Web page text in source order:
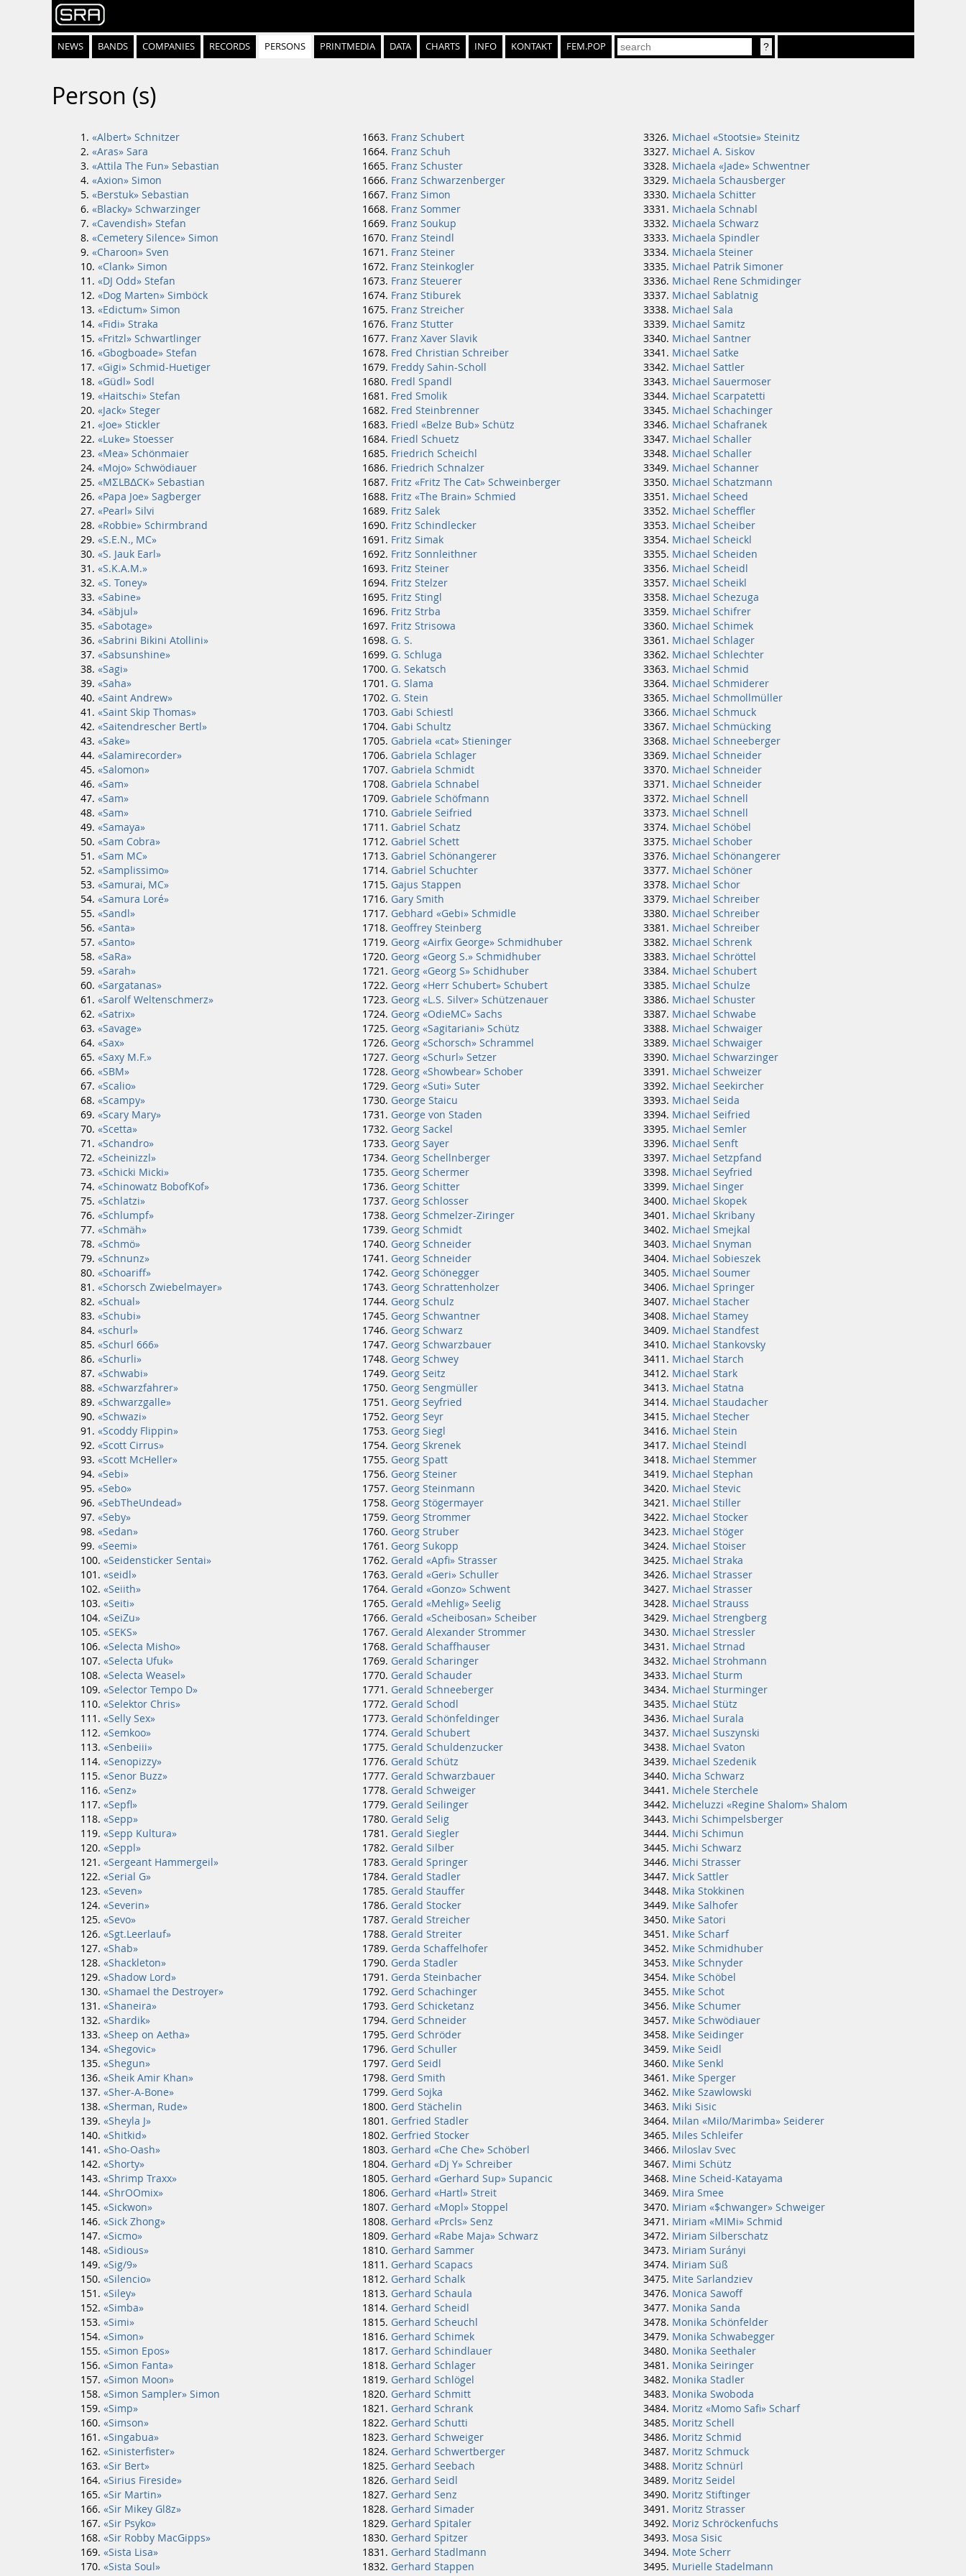
NEWS BANDS COMPANIES RECORDS PERSONS PRINTMEDIA DATA CHARTS INFO KONTAKT FEM.POP
Person (s)
«Albert» Schnitzer
«Aras» Sara
«Attila The Fun» Sebastian
«Axion» Simon
«Berstuk» Sebastian
«Blacky» Schwarzinger
«Cavendish» Stefan
«Cemetery Silence» Simon
«Charoon» Sven
«Clank» Simon
«DJ Odd» Stefan
«Dog Marten» Simböck
«Edictum» Simon
«Fidi» Straka
«Fritzl» Schwartlinger
«Gbogboade» Stefan
«Gigi» Schmid-Huetiger
«Güdl» Sodl
«Haitschi» Stefan
«Jack» Steger
«Joe» Stickler
«Luke» Stoesser
«Mea» Schönmaier
«Mojo» Schwödiauer
«MΣLBΔCK» Sebastian
«Papa Joe» Sagberger
«Pearl» Silvi
«Robbie» Schirmbrand
«S.E.N., MC»
«S. Jauk Earl»
«S.K.A.M.»
«S. Toney»
«Sabine»
«Säbjul»
«Sabotage»
«Sabrini Bikini Atollini»
«Sabsunshine»
«Sagi»
«Saha»
«Saint Andrew»
«Saint Skip Thomas»
«Saitendrescher Bertl»
«Sake»
«Salamirecorder»
«Salomon»
«Sam»
«Sam»
«Sam»
«Samaya»
«Sam Cobra»
«Sam MC»
«Samplissimo»
«Samurai, MC»
«Samura Loré»
«Sandl»
«Santa»
«Santo»
«SaRa»
«Sarah»
«Sargatanas»
«Sarolf Weltenschmerz»
«Satrix»
«Savage»
«Sax»
«Saxy M.F.»
«SBM»
«Scalio»
«Scampy»
«Scary Mary»
«Scetta»
«Schandro»
«Scheinizzl»
«Schicki Micki»
«Schinowatz BobofKof»
«Schlatzi»
«Schlumpf»
«Schmäh»
«Schmö»
«Schnunz»
«Schoariff»
«Schorsch Zwiebelmayer»
«Schual»
«Schubi»
«schurl»
«Schurl 666»
«Schurli»
«Schwabi»
«Schwarzfahrer»
«Schwarzgalle»
«Schwazi»
«Scoddy Flippin»
«Scott Cirrus»
«Scott McHeller»
«Sebi»
«Sebo»
«SebTheUndead»
«Seby»
«Sedan»
«Seemi»
«Seidensticker Sentai»
«seidl»
«Seiith»
«Seiti»
«SeiZu»
«SEKS»
«Selecta Misho»
«Selecta Ufuk»
«Selecta Weasel»
«Selector Tempo D»
«Selektor Chris»
«Selly Sex»
«Semkoo»
«Senbeiii»
«Senopizzy»
«Senor Buzz»
«Senz»
«Sepfl»
«Sepp»
«Sepp Kultura»
«Seppl»
«Sergeant Hammergeil»
«Serial G»
«Seven»
«Severin»
«Sevo»
«Sgt.Leerlauf»
«Shab»
«Shackleton»
«Shadow Lord»
«Shamael the Destroyer»
«Shaneira»
«Shardik»
«Sheep on Aetha»
«Shegovic»
«Shegun»
«Sheik Amir Khan»
«Sher-A-Bone»
«Sherman, Rude»
«Sheyla J»
«Shitkid»
«Sho-Oash»
«Shorty»
«Shrimp Traxx»
«ShrOOmix»
«Sickwon»
«Sick Zhong»
«Sicmo»
«Sidious»
«Sig/9»
«Silencio»
«Siley»
«Simba»
«Simi»
«Simon»
«Simon Epos»
«Simon Fanta»
«Simon Moon»
«Simon Sampler» Simon
«Simp»
«Simson»
«Singabua»
«Sinisterfister»
«Sir Bert»
«Sirius Fireside»
«Sir Martin»
«Sir Mikey Gl8z»
«Sir Psyko»
«Sir Robby MacGipps»
«Sista Lisa»
«Sista Soul»
Franz Schubert
Franz Schuh
Franz Schuster
Franz Schwarzenberger
Franz Simon
Franz Sommer
Franz Soukup
Franz Steindl
Franz Steiner
Franz Steinkogler
Franz Steuerer
Franz Stiburek
Franz Streicher
Franz Stutter
Franz Xaver Slavik
Fred Christian Schreiber
Freddy Sahin-Scholl
Fredl Spandl
Fred Smolik
Fred Steinbrenner
Friedl «Belze Bub» Schütz
Friedl Schuetz
Friedrich Scheichl
Friedrich Schnalzer
Fritz «Fritz The Cat» Schweinberger
Fritz «The Brain» Schmied
Fritz Salek
Fritz Schindlecker
Fritz Simak
Fritz Sonnleithner
Fritz Steiner
Fritz Stelzer
Fritz Stingl
Fritz Strba
Fritz Strisowa
G. S.
G. Schluga
G. Sekatsch
G. Slama
G. Stein
Gabi Schiestl
Gabi Schultz
Gabriela «cat» Stieninger
Gabriela Schlager
Gabriela Schmidt
Gabriela Schnabel
Gabriele Schöfmann
Gabriele Seifried
Gabriel Schatz
Gabriel Schett
Gabriel Schönangerer
Gabriel Schuchter
Gajus Stappen
Gary Smith
Gebhard «Gebi» Schmidle
Geoffrey Steinberg
Georg «Airfix George» Schmidhuber
Georg «Georg S.» Schmidhuber
Georg «Georg S» Schidhuber
Georg «Herr Schubert» Schubert
Georg «L.S. Silver» Schützenauer
Georg «OdieMC» Sachs
Georg «Sagitariani» Schütz
Georg «Schorsch» Schrammel
Georg «Schurl» Setzer
Georg «Showbear» Schober
Georg «Suti» Suter
George Staicu
George von Staden
Georg Sackel
Georg Sayer
Georg Schellnberger
Georg Schermer
Georg Schitter
Georg Schlosser
Georg Schmelzer-Ziringer
Georg Schmidt
Georg Schneider
Georg Schneider
Georg Schönegger
Georg Schrattenholzer
Georg Schulz
Georg Schwantner
Georg Schwarz
Georg Schwarzbauer
Georg Schwey
Georg Seitz
Georg Sengmüller
Georg Seyfried
Georg Seyr
Georg Siegl
Georg Skrenek
Georg Spatt
Georg Steiner
Georg Steinmann
Georg Stögermayer
Georg Strommer
Georg Struber
Georg Sukopp
Gerald «Apfi» Strasser
Gerald «Geri» Schuller
Gerald «Gonzo» Schwent
Gerald «Mehlig» Seelig
Gerald «Scheibosan» Scheiber
Gerald Alexander Strommer
Gerald Schaffhauser
Gerald Scharinger
Gerald Schauder
Gerald Schneeberger
Gerald Schodl
Gerald Schönfeldinger
Gerald Schubert
Gerald Schuldenzucker
Gerald Schütz
Gerald Schwarzbauer
Gerald Schweiger
Gerald Seilinger
Gerald Selig
Gerald Siegler
Gerald Silber
Gerald Springer
Gerald Stadler
Gerald Stauffer
Gerald Stocker
Gerald Streicher
Gerald Streiter
Gerda Schaffelhofer
Gerda Stadler
Gerda Steinbacher
Gerd Schachinger
Gerd Schicketanz
Gerd Schneider
Gerd Schröder
Gerd Schuller
Gerd Seidl
Gerd Smith
Gerd Sojka
Gerd Stächelin
Gerfried Stadler
Gerfried Stocker
Gerhard «Che Che» Schöberl
Gerhard «Dj Y» Schreiber
Gerhard «Gerhard Sup» Supancic
Gerhard «Hartl» Streit
Gerhard «Mopl» Stoppel
Gerhard «Prcls» Senz
Gerhard «Rabe Maja» Schwarz
Gerhard Sammer
Gerhard Scapacs
Gerhard Schalk
Gerhard Schaula
Gerhard Scheidl
Gerhard Scheuchl
Gerhard Schimek
Gerhard Schindlauer
Gerhard Schlager
Gerhard Schlögel
Gerhard Schmitt
Gerhard Schrank
Gerhard Schutti
Gerhard Schweiger
Gerhard Schwertberger
Gerhard Seebach
Gerhard Seidl
Gerhard Senz
Gerhard Simader
Gerhard Spitaler
Gerhard Spitzer
Gerhard Stadlmann
Gerhard Stappen
Michael «Stootsie» Steinitz
Michael A. Siskov
Michaela «Jade» Schwentner
Michaela Schausberger
Michaela Schitter
Michaela Schnabl
Michaela Schwarz
Michaela Spindler
Michaela Steiner
Michael Patrik Simoner
Michael Rene Schmidinger
Michael Sablatnig
Michael Sala
Michael Samitz
Michael Santner
Michael Satke
Michael Sattler
Michael Sauermoser
Michael Scarpatetti
Michael Schachinger
Michael Schafranek
Michael Schaller
Michael Schaller
Michael Schanner
Michael Schatzmann
Michael Scheed
Michael Scheffler
Michael Scheiber
Michael Scheickl
Michael Scheiden
Michael Scheidl
Michael Scheikl
Michael Schezuga
Michael Schifrer
Michael Schimek
Michael Schlager
Michael Schlechter
Michael Schmid
Michael Schmiderer
Michael Schmollmüller
Michael Schmuck
Michael Schmücking
Michael Schneeberger
Michael Schneider
Michael Schneider
Michael Schneider
Michael Schnell
Michael Schnell
Michael Schöbel
Michael Schober
Michael Schönangerer
Michael Schöner
Michael Schor
Michael Schreiber
Michael Schreiber
Michael Schreiber
Michael Schrenk
Michael Schröttel
Michael Schubert
Michael Schulze
Michael Schuster
Michael Schwabe
Michael Schwaiger
Michael Schwaiger
Michael Schwarzinger
Michael Schweizer
Michael Seekircher
Michael Seida
Michael Seifried
Michael Semler
Michael Senft
Michael Setzpfand
Michael Seyfried
Michael Singer
Michael Skopek
Michael Skribany
Michael Smejkal
Michael Snyman
Michael Sobieszek
Michael Soumer
Michael Springer
Michael Stacher
Michael Stamey
Michael Standfest
Michael Stankovsky
Michael Starch
Michael Stark
Michael Statna
Michael Staudacher
Michael Stecher
Michael Stein
Michael Steindl
Michael Stemmer
Michael Stephan
Michael Stevic
Michael Stiller
Michael Stocker
Michael Stöger
Michael Stoiser
Michael Straka
Michael Strasser
Michael Strasser
Michael Strauss
Michael Strengberg
Michael Stressler
Michael Strnad
Michael Strohmann
Michael Sturm
Michael Sturminger
Michael Stütz
Michael Surala
Michael Suszynski
Michael Svaton
Michael Szedenik
Micha Schwarz
Michele Sterchele
Micheluzzi «Regine Shalom» Shalom
Michi Schimpelsberger
Michi Schimun
Michi Schwarz
Michi Strasser
Mick Sattler
Mika Stokkinen
Mike Salhofer
Mike Satori
Mike Scharf
Mike Schmidhuber
Mike Schnyder
Mike Schöbel
Mike Schot
Mike Schumer
Mike Schwödiauer
Mike Seidinger
Mike Seidl
Mike Senkl
Mike Sperger
Mike Szawlowski
Miki Sisic
Milan «Milo/Marimba» Seiderer
Miles Schleifer
Miloslav Svec
Mimi Schütz
Mine Scheid-Katayama
Mira Smee
Miriam «$chwanger» Schweiger
Miriam «MIMi» Schmid
Miriam Silberschatz
Miriam Surányi
Miriam Süß
Mite Sarlandziev
Monica Sawoff
Monika Sanda
Monika Schönfelder
Monika Schwabegger
Monika Seethaler
Monika Seiringer
Monika Stadler
Monika Swoboda
Moritz «Momo Safi» Scharf
Moritz Schell
Moritz Schmid
Moritz Schmuck
Moritz Schnürl
Moritz Seidel
Moritz Stiftinger
Moritz Strasser
Moriz Schröckenfuchs
Mosa Sisic
Mote Scherr
Murielle Stadelmann